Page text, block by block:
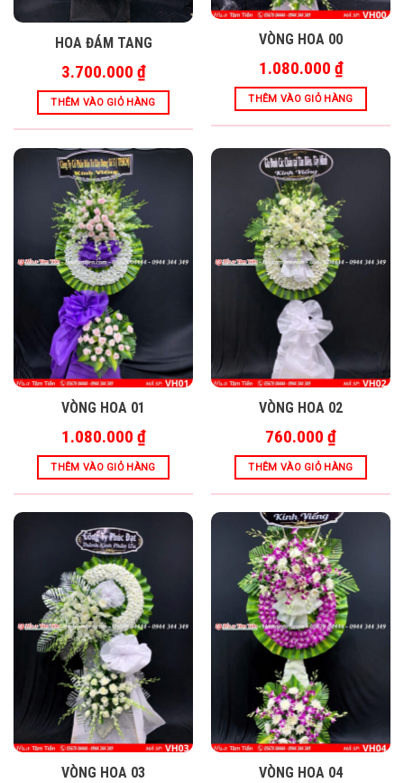
HOA ĐÁM TANG
3.700.000 ₫
THÊM VÀO GIỎ HÀNG
VÒNG HOA 00
1.080.000 ₫
THÊM VÀO GIỎ HÀNG
VÒNG HOA 01
1.080.000 ₫
THÊM VÀO GIỎ HÀNG
VÒNG HOA 02
760.000 ₫
THÊM VÀO GIỎ HÀNG
VÒNG HOA 03 VÒNG HOA 04